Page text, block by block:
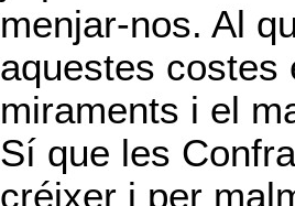
menjar-nos. Al
aquestes costes
miraments i el
Sí que les
créixer i per